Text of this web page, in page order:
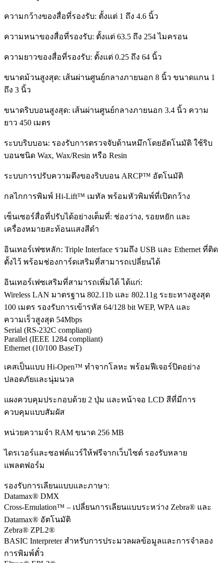
ความกว้างของสื่อที่รองรับ: ตั้งแต่ 1 ถึง 4.6 นิ้ว
ความหนาของสื่อที่รองรับ: ตั้งแต่ 63.5 ถึง 254 ไมครอน
ความยาวของสื่อที่รองรับ: ตั้งแต่ 0.25 ถึง 64 นิ้ว
ขนาดม้วนสูงสุด: เส้นผ่านศูนย์กลางภายนอก 8 นิ้ว ขนาดแกน 1
ถึง 3 นิ้ว
ขนาดริบบอนสูงสุด: เส้นผ่านศูนย์กลางภายนอก 3.4 นิ้ว ความ
ยาว 450 เมตร
ระบบริบบอน: รองรับการตรวจจับด้านหมึกโดยอัตโนมัติ ใช้ริบ
บอนชนิด Wax, Wax/Resin หรือ Resin
ระบบการปรับความตึงของริบบอน ARCP™ อัตโนมัติ
กลไกการพิมพ์ Hi-Lift™ เมทัล พร้อมหัวพิมพ์ที่เปิดกว้าง
เซ็นเซอร์สื่อที่ปรับได้อย่างเต็มที่: ช่องว่าง, รอยหยัก และ
เครื่องหมายสะท้อนแสงสีดำ
อินเทอร์เฟซหลัก: Triple Interface รวมถึง USB และ Ethernet ที่ติด
ตั้งไว้ พร้อมช่องการ์ดเสริมที่สามารถเปลี่ยนได้
อินเทอร์เฟซเสริมที่สามารถเพิ่มได้ ได้แก่:
Wireless LAN มาตรฐาน 802.11b และ 802.11g ระยะทางสูงสุด
100 เมตร รองรับการเข้ารหัส 64/128 bit WEP, WPA และ
ความเร็วสูงสุด 54Mbps
Serial (RS-232C compliant)
Parallel (IEEE 1284 compliant)
Ethernet (10/100 BaseT)
เคสเป็นแบบ Hi-Open™ ทำจากโลหะ พร้อมฟีเจอร์ปิดอย่าง
ปลอดภัยและนุ่มนวล
แผงควบคุมประกอบด้วย 2 ปุ่ม และหน้าจอ LCD สีที่มีการ
ควบคุมแบบสัมผัส
หน่วยความจำ RAM ขนาด 256 MB
ไดรเวอร์และซอฟต์แวร์ให้ฟรีจากเว็บไซต์ รองรับหลาย
แพลตฟอร์ม
รองรับการเลียนแบบและภาษา:
Datamax® DMX
Cross-Emulation™ – เปลี่ยนการเลียนแบบระหว่าง Zebra® และ
Datamax® อัตโนมัติ
Zebra® ZPL2®
BASIC Interpreter สำหรับการประมวลผลข้อมูลและการจำลอง
การพิมพ์ตั๋ว